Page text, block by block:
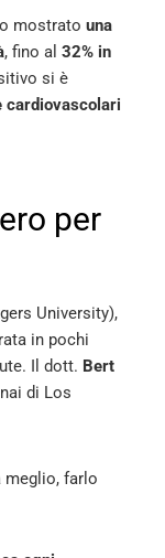
mostrato una
, fino al 32% in
si è
cardiovascolari
per
University),
in pochi
Il dott. Bert
di Los
meglio, farlo